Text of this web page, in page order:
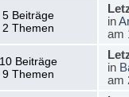
5 Beiträge
2 Themen
in
am
10 Beiträge
9 Themen
in
am